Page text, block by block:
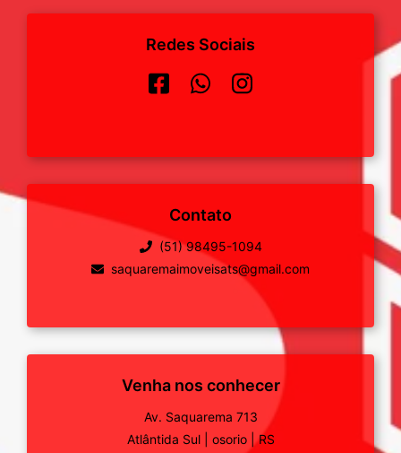
Redes Sociais
Contato
(51) 98495-1094
saquaremaimoveisats@gmail.com
Venha nos conhecer
Av. Saquarema 713
Atlântida Sul
osorio
RS